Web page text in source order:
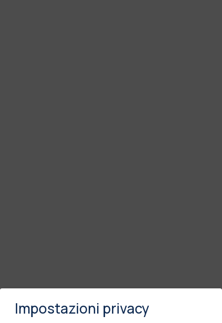
Impostazioni privacy